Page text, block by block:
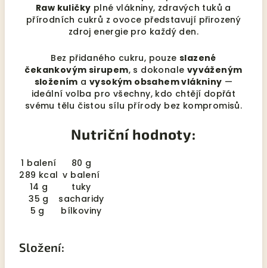
Raw kuličky plné vlákniny, zdravých tuků a
přírodních cukrů z ovoce představují přirozený
zdroj energie pro každý den.
Bez přidaného cukru, pouze slazené
čekankovým sirupem, s dokonale vyváženým
složením a vysokým obsahem vlákniny —
ideální volba pro všechny, kdo chtějí dopřát
svému tělu čistou sílu přírody bez kompromisů.
Nutriční hodnoty:
1 balení
80 g
289 kcal v balení
14 g
tuky
35 g
sacharidy
5 g
bílkoviny
Složení: